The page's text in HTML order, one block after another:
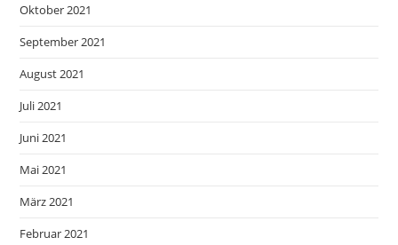
Oktober 2021
September 2021
August 2021
Juli 2021
Juni 2021
Mai 2021
März 2021
Februar 2021